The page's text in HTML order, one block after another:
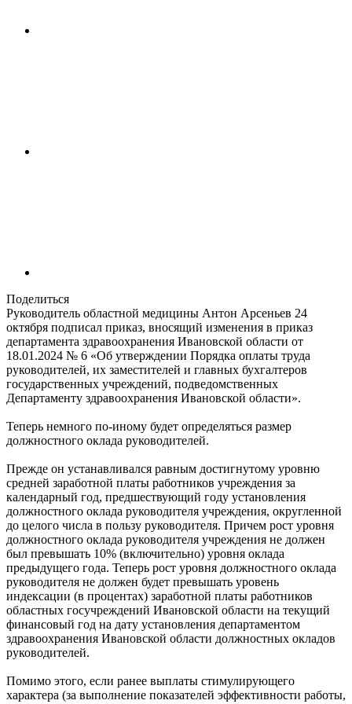
Поделиться
Руководитель областной медицины Антон Арсеньев 24
октября подписал приказ, вносящий изменения в приказ
департамента здравоохранения Ивановской области от
18.01.2024 № 6 «Об утверждении Порядка оплаты труда
руководителей, их заместителей и главных бухгалтеров
государственных учреждений, подведомственных
Департаменту здравоохранения Ивановской области».
Теперь немного по-иному будет определяться размер
должностного оклада руководителей.
Прежде он устанавливался равным достигнутому уровню
средней заработной платы работников учреждения за
календарный год, предшествующий году установления
должностного оклада руководителя учреждения, округленной
до целого числа в пользу руководителя. Причем рост уровня
должностного оклада руководителя учреждения не должен
был превышать 10% (включительно) уровня оклада
предыдущего года. Теперь рост уровня должностного оклада
руководителя не должен будет превышать уровень
индексации (в процентах) заработной платы работников
областных госучреждений Ивановской области на текущий
финансовый год на дату установления департаментом
здравоохранения Ивановской области должностных окладов
руководителей.
Помимо этого, если ранее выплаты стимулирующего
характера (за выполнение показателей эффективности работы,